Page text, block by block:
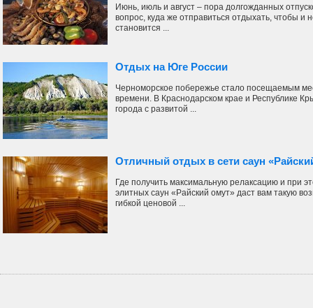
Июнь, июль и август – пора долгожданных
вопрос, куда же отправиться отдыхать, чтобы и
становится ...
Отдых на Юге России
Черноморское побережье стало посещаемым
времени. В Краснодарском крае и Республике
города с развитой ...
Отличный отдых в сети саун
Где получить максимальную релаксацию и при
элитных саун «Райский омут» даст вам такую
гибкой ценовой ...